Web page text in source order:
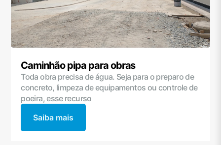
Caminhão pipa para obras
Toda obra precisa de água. Seja para o preparo de
concreto, limpeza de equipamentos ou controle de
poeira, esse recurso
Saiba mais